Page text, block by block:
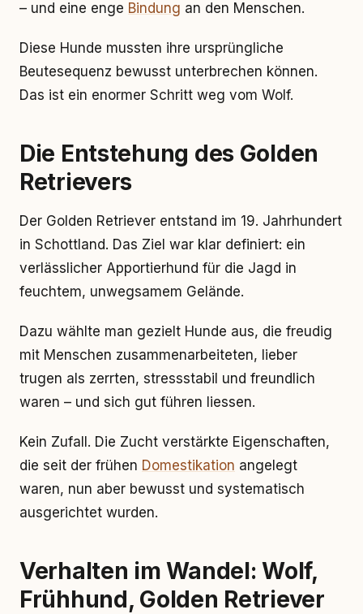
– und eine enge Bindung an den Menschen.
Diese Hunde mussten ihre ursprüngliche
Beutesequenz bewusst unterbrechen können.
Das ist ein enormer Schritt weg vom Wolf.
Die Entstehung des Golden
Retrievers
Der Golden Retriever entstand im 19. Jahrhundert
in Schottland. Das Ziel war klar definiert: ein
verlässlicher Apportierhund für die Jagd in
feuchtem, unwegsamem Gelände.
Dazu wählte man gezielt Hunde aus, die freudig
mit Menschen zusammenarbeiteten, lieber
trugen als zerrten, stressstabil und freundlich
waren – und sich gut führen liessen.
Kein Zufall. Die Zucht verstärkte Eigenschaften,
die seit der frühen Domestikation angelegt
waren, nun aber bewusst und systematisch
ausgerichtet wurden.
Verhalten im Wandel: Wolf,
Frühhund, Golden Retriever